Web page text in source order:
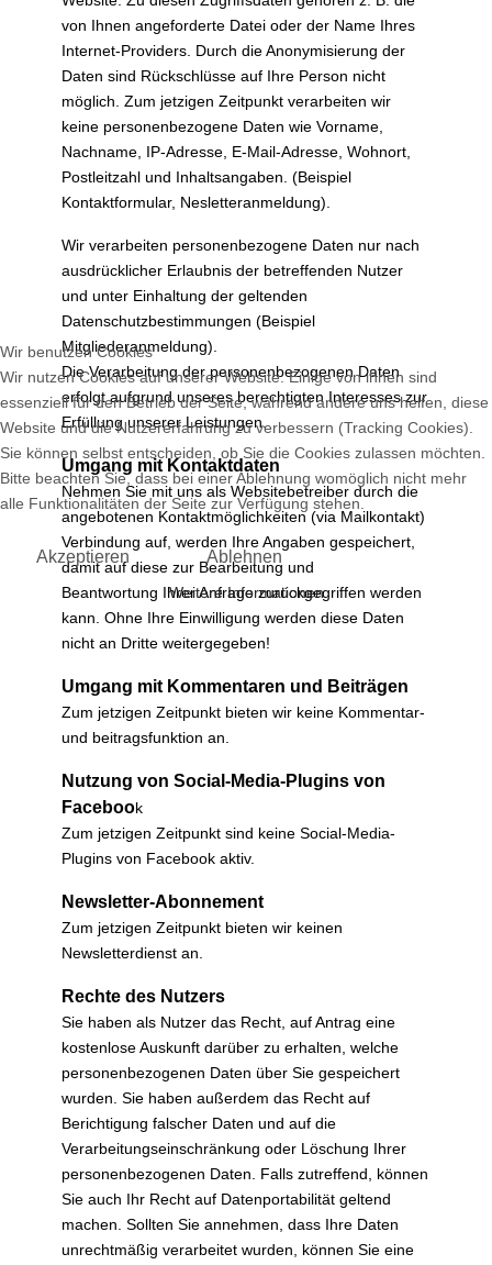
von Ihnen angeforderte Datei oder der Name Ihres
Internet-Providers. Durch die Anonymisierung der
Daten sind Rückschlüsse auf Ihre Person nicht
möglich. Zum jetzigen Zeitpunkt verarbeiten wir
keine personenbezogene Daten wie Vorname,
Nachname, IP-Adresse, E-Mail-Adresse, Wohnort,
Postleitzahl und Inhaltsangaben. (Beispiel
Kontaktformular, Nesletteranmeldung).
Wir verarbeiten personenbezogene Daten nur nach
ausdrücklicher Erlaubnis der betreffenden Nutzer
und unter Einhaltung der geltenden
Datenschutzbestimmungen (Beispiel
Mitgliederanmeldung).
Die Verarbeitung der personenbezogenen Daten
erfolgt aufgrund unseres berechtigten Interesses zur
Erfüllung unserer Leistungen.
Umgang mit Kontaktdaten
Nehmen Sie mit uns als Websitebetreiber durch die
angebotenen Kontaktmöglichkeiten (via Mailkontakt)
Verbindung auf, werden Ihre Angaben gespeichert,
damit auf diese zur Bearbeitung und
Beantwortung Ihrer Anfrage zurückgegriffen werden
kann. Ohne Ihre Einwilligung werden diese Daten
nicht an Dritte weitergegeben!
Umgang mit Kommentaren und Beiträgen
Zum jetzigen Zeitpunkt bieten wir keine Kommentar-
und beitragsfunktion an.
Nutzung von Social-Media-Plugins von
Facebook
Zum jetzigen Zeitpunkt sind keine Social-Media-
Plugins von Facebook aktiv.
Newsletter-Abonnement
Zum jetzigen Zeitpunkt bieten wir keinen
Newsletterdienst an.
Rechte des Nutzers
Sie haben als Nutzer das Recht, auf Antrag eine
kostenlose Auskunft darüber zu erhalten, welche
personenbezogenen Daten über Sie gespeichert
wurden. Sie haben außerdem das Recht auf
Berichtigung falscher Daten und auf die
Verarbeitungseinschränkung oder Löschung Ihrer
personenbezogenen Daten. Falls zutreffend, können
Sie auch Ihr Recht auf Datenportabilität geltend
machen. Sollten Sie annehmen, dass Ihre Daten
unrechtmäßig verarbeitet wurden, können Sie eine
Wir benutzen Cookies
Wir nutzen Cookies auf unserer Website. Einige von ihnen sind
essenziell für den Betrieb der Seite, während andere uns helfen, diese
Website und die Nutzererfahrung zu verbessern (Tracking Cookies).
Sie können selbst entscheiden, ob Sie die Cookies zulassen möchten.
Bitte beachten Sie, dass bei einer Ablehnung womöglich nicht mehr
alle Funktionalitäten der Seite zur Verfügung stehen.
Akzeptieren Ablehnen
Weitere Informationen